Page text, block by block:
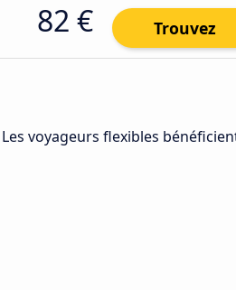
82 € Trouvez
Les voyageurs flexibles